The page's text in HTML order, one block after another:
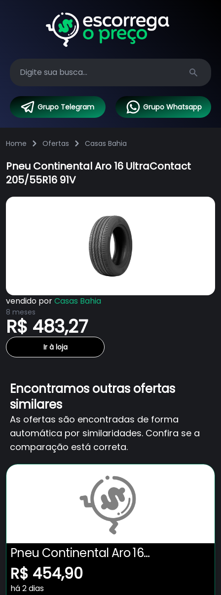
Search
Grupo Telegram Grupo Whatsapp
Home Ofertas Casas Bahia
Pneu Continental Aro 16 UltraContact
205/55R16 91V
vendido porCasas Bahia
8 meses
R$ 483,27
Ir à loja
Encontramos outras ofertas
similares
As ofertas são encontradas de forma
automática por similaridades. Confira se a
comparação está correta.
Pneu Continental Aro 16
UltraContact 205/55R16 91V
R$ 454,90
há 2 dias